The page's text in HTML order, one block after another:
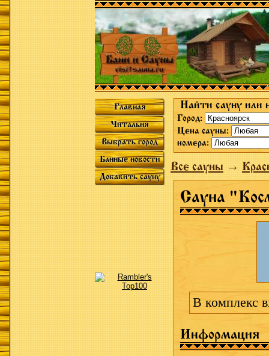
Главная
Читальня
Выбрать город
Банные новости
Добавить сауну
Найти сауну или
Город:
Цена сауны:
номера:
Все сауны→
Сауна
В комплекс
Информация